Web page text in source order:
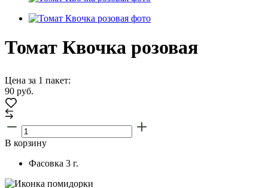
Томат Квочка розовая
Цена за 1 пакет:
90 руб.
В корзину
Фасовка 3 г.